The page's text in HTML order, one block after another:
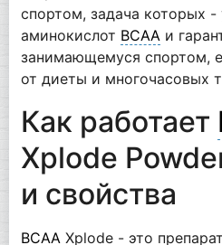
спортом, задача которых -
аминокислот BCAAи
занимающемуся спортом,
от диеты и многочасовых
Как работает
Xplode
и свойства
BCAAXplode - это